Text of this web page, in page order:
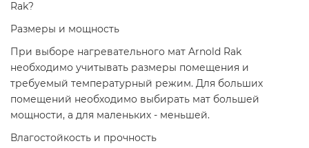
Rak?
Размеры и мощность
При выборе нагревательного мат Arnold Rak
необходимо учитывать размеры помещения и
требуемый температурный режим. Для больших
помещений необходимо выбирать мат большей
мощности, а для маленьких - меньшей.
Влагостойкость и прочность